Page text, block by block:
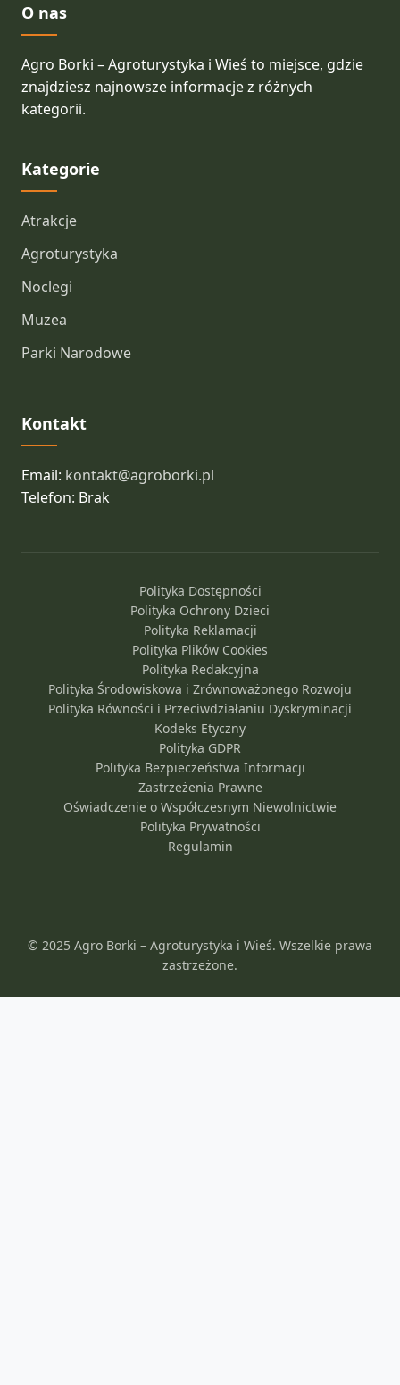
O nas
Agro Borki – Agroturystyka i Wieś to miejsce, gdzie
znajdziesz najnowsze informacje z różnych
kategorii.
Kategorie
Atrakcje
Agroturystyka
Noclegi
Muzea
Parki Narodowe
Kontakt
Email: kontakt@agroborki.pl
Telefon: Brak
Polityka Dostępności
Polityka Ochrony Dzieci
Polityka Reklamacji
Polityka Plików Cookies
Polityka Redakcyjna
Polityka Środowiskowa i Zrównoważonego Rozwoju
Polityka Równości i Przeciwdziałaniu Dyskryminacji
Kodeks Etyczny
Polityka GDPR
Polityka Bezpieczeństwa Informacji
Zastrzeżenia Prawne
Oświadczenie o Współczesnym Niewolnictwie
Polityka Prywatności
Regulamin
© 2025 Agro Borki – Agroturystyka i Wieś. Wszelkie prawa
zastrzeżone.